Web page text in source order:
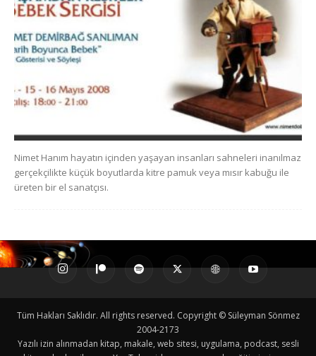
Nimet Hanım hayatın içinden yaşayan insanları sahneleri inanılmaz
gerçekçilikte küçük boyutlarda kitre pamuk veya mısır kabuğu ile
üreten bir el sanatçısı.
Tüm Hakları Saklıdır. All rights reserved. Copyright © Süleyman Sönmez
2004-2173
Yazılı izin alınmadan kitap, makale, web sitesi, uygulama, podcast, sesli